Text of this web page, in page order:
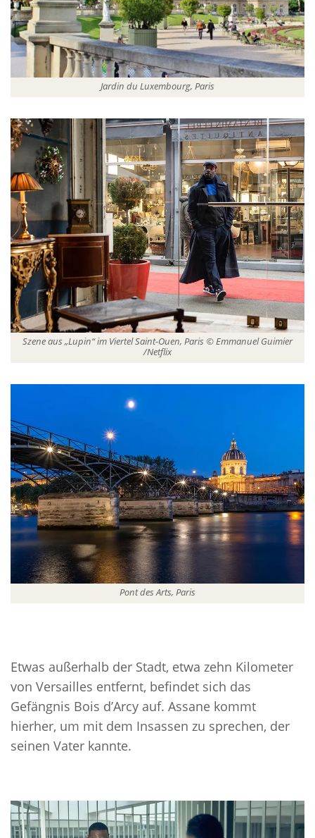
Jardin du Luxembourg, Paris
Szene aus „Lupin“ im Viertel Saint-Ouen, Paris © Emmanuel Guimier
/Netflix
Pont des Arts, Paris
Etwas außerhalb der Stadt, etwa zehn Kilometer
von Versailles entfernt, befindet sich das
Gefängnis Bois d’Arcy auf. Assane kommt
hierher, um mit dem Insassen zu sprechen, der
seinen Vater kannte.